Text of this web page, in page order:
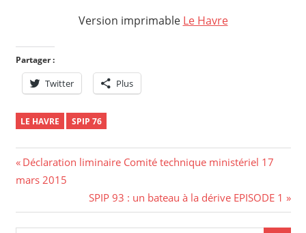
Version imprimable Le Havre
Partager :
Twitter Plus
LE HAVRE SPIP 76
Navigation
de
l’article
Previous
Post:
Déclaration liminaire Comité technique ministériel 17
mars 2015
Next
Post:
SPIP 93 : un bateau à la dérive EPISODE 1